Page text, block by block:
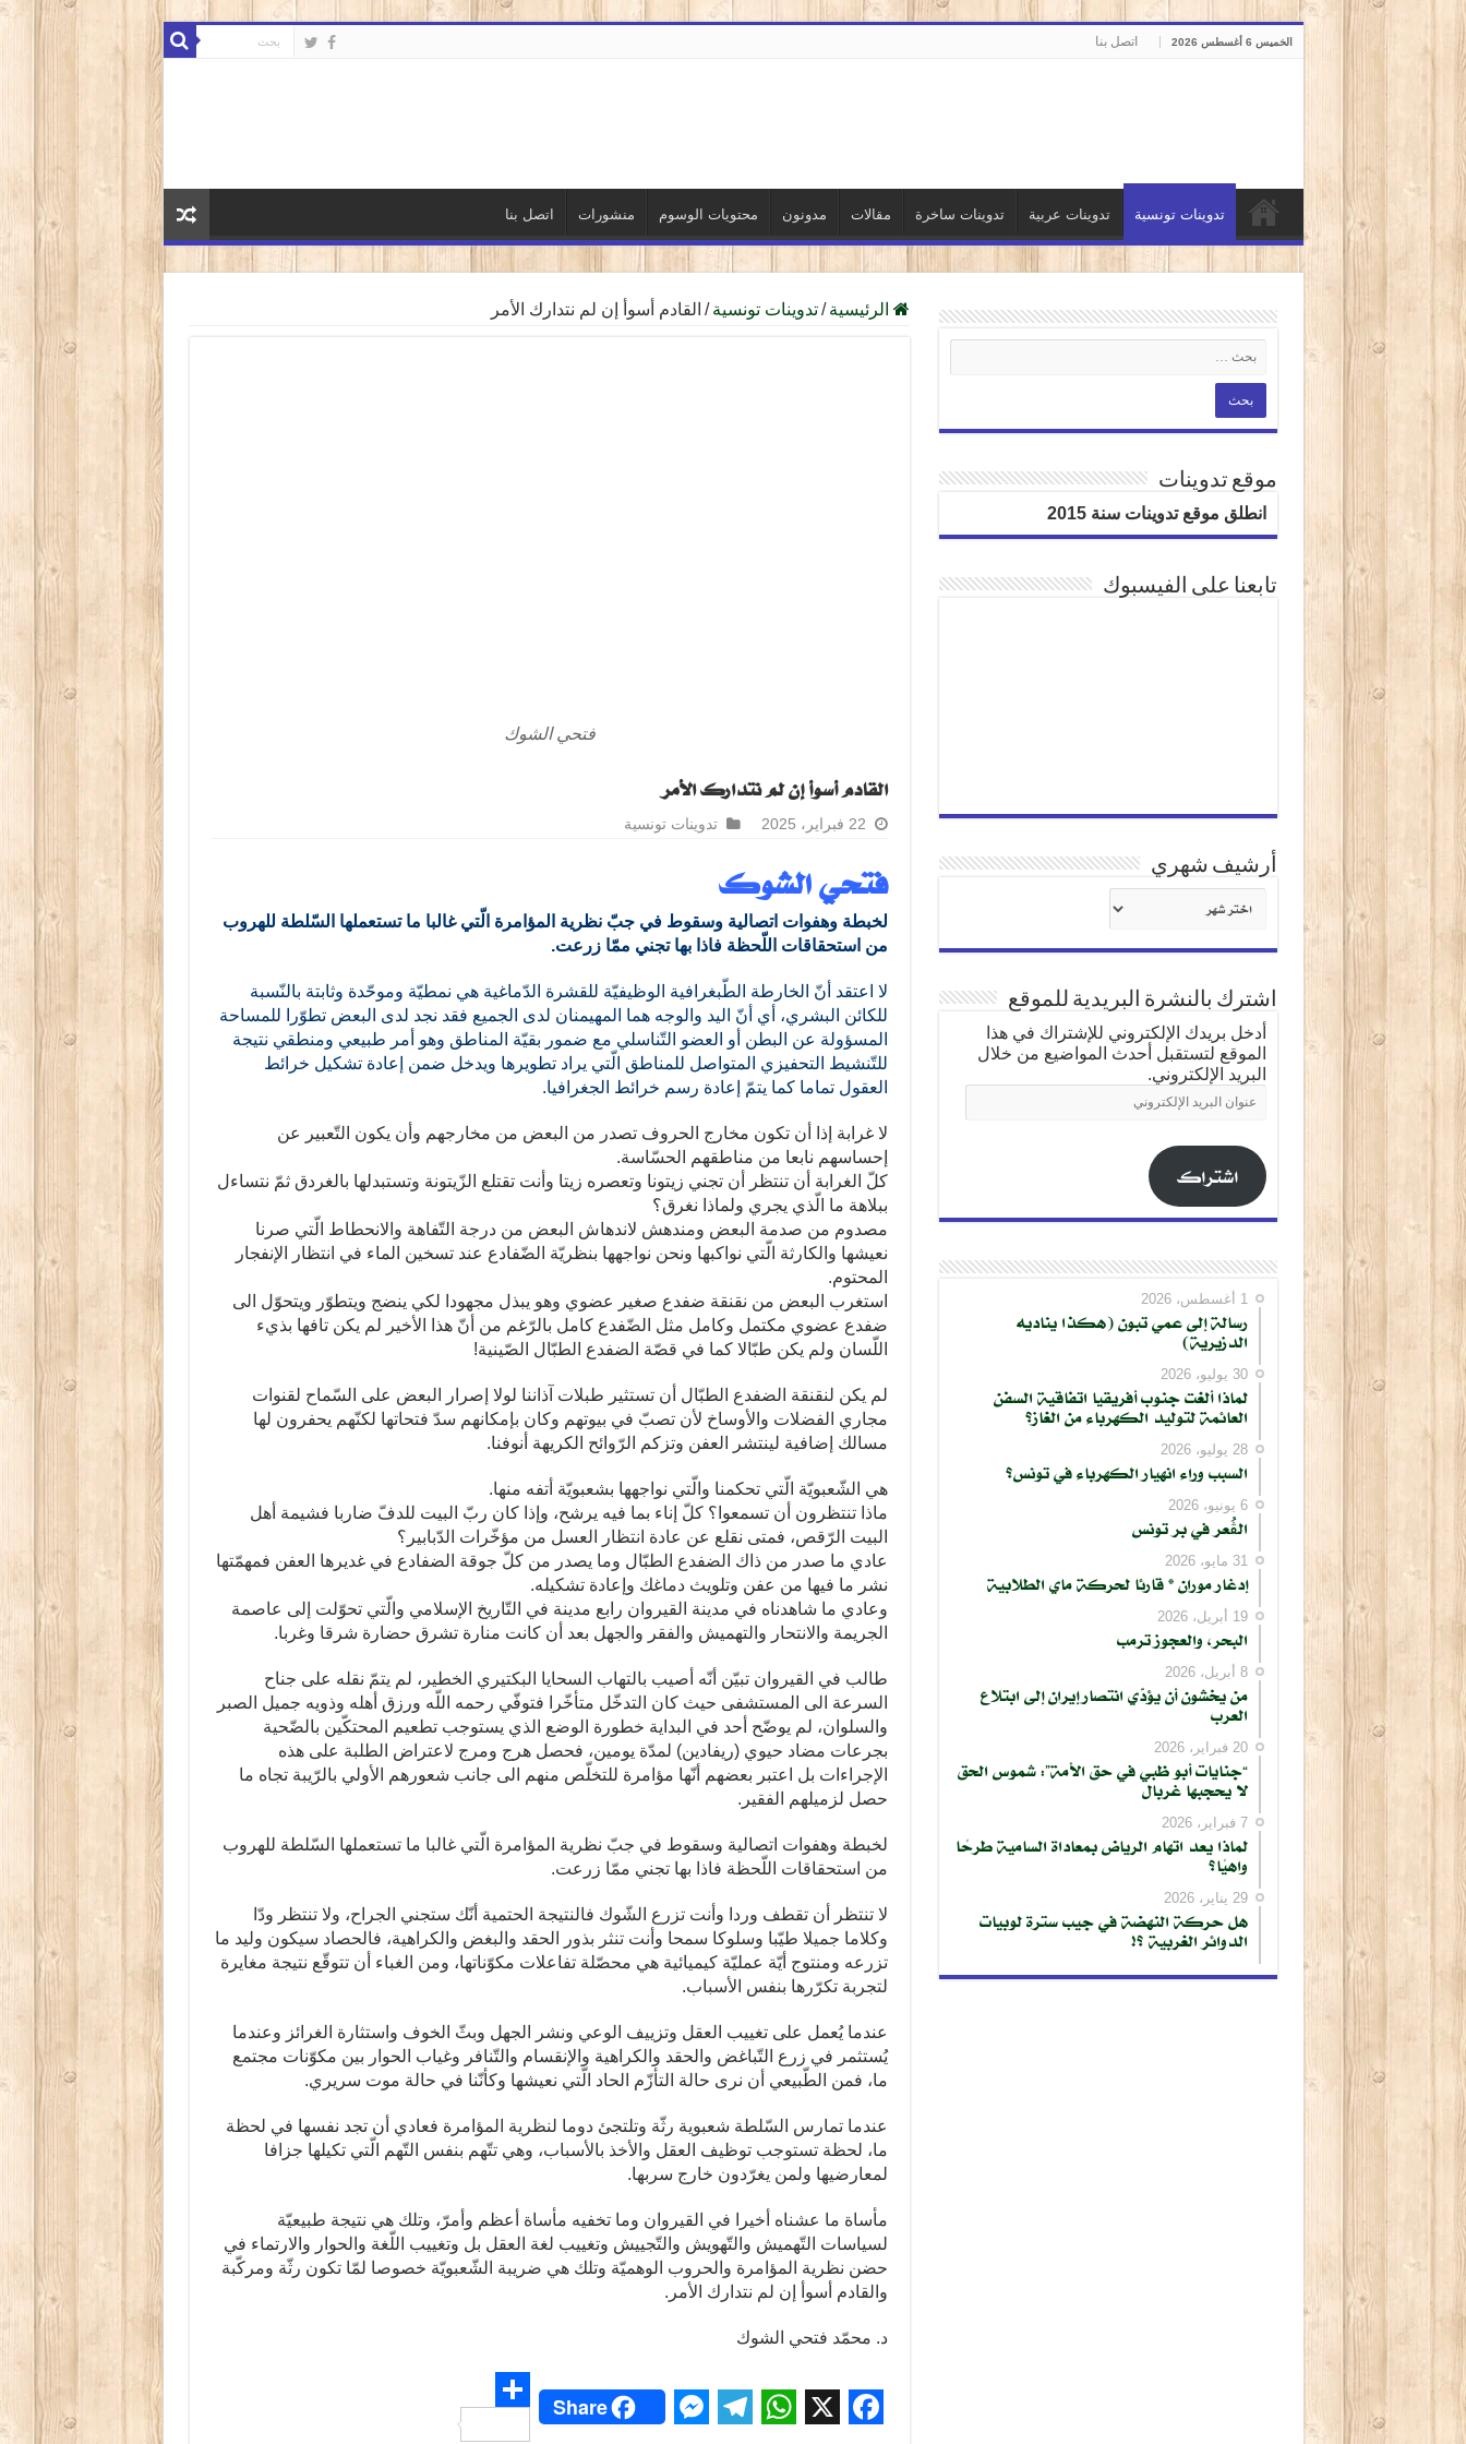
الخميس 6 أغسطس 2026 اتصل بنا
تدوينات تونسية تدوينات عربية تدوينات ساخرة مقالات مدونون محتويات الوسوم منشورات اتصل بنا
الرئيسية / تدوينات تونسية / القادم أسوأ إن لم نتدارك الأمر
فتحي الشوك
القادم أسوأ إن لم نتدارك الأمر
22 فبراير، 2025 تدوينات تونسية
فتحي الشوك
لخبطة وهفوات اتصالية وسقوط في جبّ نظرية المؤامرة الّتي غالبا ما تستعملها السّلطة للهروب
من استحقاقات اللّحظة فاذا بها تجني ممّا زرعت.
لا اعتقد أنّ الخارطة الطّبغرافية الوظيفيّة للقشرة الدّماغية هي نمطيّة وموحّدة وثابتة بالنّسبة
للكائن البشري، أي أنّ اليد والوجه هما المهيمنان لدى الجميع فقد نجد لدى البعض تطوّرا للمساحة
المسؤولة عن البطن أو العضو التّناسلي مع ضمور بقيّة المناطق وهو أمر طبيعي ومنطقي نتيجة
للتّنشيط التحفيزي المتواصل للمناطق الّتي يراد تطويرها ويدخل ضمن إعادة تشكيل خرائط
العقول تماما كما يتمّ إعادة رسم خرائط الجغرافيا.
لا غرابة إذا أن تكون مخارج الحروف تصدر من البعض من مخارجهم وأن يكون التّعبير عن
إحساسهم نابعا من مناطقهم الحسّاسة.
كلّ الغرابة أن تنتظر أن تجني زيتونا وتعصره زيتا وأنت تقتلع الزّيتونة وتستبدلها بالغردق ثمّ نتساءل
ببلاهة ما الّذي يجري ولماذا نغرق؟
مصدوم من صدمة البعض ومندهش لاندهاش البعض من درجة التّفاهة والانحطاط الّتي صرنا
نعيشها والكارثة الّتي نواكبها ونحن نواجهها بنظريّة الضّفادع عند تسخين الماء في انتظار الإنفجار
المحتوم.
استغرب البعض من نقنقة ضفدع صغير عضوي وهو يبذل مجهودا لكي ينضج ويتطوّر ويتحوّل الى
ضفدع عضوي مكتمل وكامل مثل الضّفدع كامل بالرّغم من أنّ هذا الأخير لم يكن تافها بذيء
اللّسان ولم يكن طبّالا كما في قصّة الضفدع الطبّال الصّينية!
لم يكن لنقنقة الضفدع الطبّال أن تستثير طبلات آذاننا لولا إصرار البعض على السّماح لقنوات
مجاري الفضلات والأوساخ لأن تصبّ في بيوتهم وكان بإمكانهم سدّ فتحاتها لكنّهم يحفرون لها
مسالك إضافية لينتشر العفن وتزكم الرّوائح الكريهة أنوفنا.
هي الشّعبويّة الّتي تحكمنا والّتي نواجهها بشعبويّة أتفه منها.
ماذا تنتظرون أن تسمعوا؟ كلّ إناء بما فيه يرشح، وإذا كان ربّ البيت للدفّ ضاربا فشيمة أهل
البيت الرّقص، فمتى نقلع عن عادة انتظار العسل من مؤخّرات الدّبابير؟
عادي ما صدر من ذاك الضفدع الطبّال وما يصدر من كلّ جوقة الضفادع في غديرها العفن فمهمّتها
نشر ما فيها من عفن وتلويث دماغك وإعادة تشكيله.
وعادي ما شاهدناه في مدينة القيروان رابع مدينة في التّاريخ الإسلامي والّتي تحوّلت إلى عاصمة
الجريمة والانتحار والتهميش والفقر والجهل بعد أن كانت منارة تشرق حضارة شرقا وغربا.
طالب في القيروان تبيّن أنّه أصيب بالتهاب السحايا البكتيري الخطير، لم يتمّ نقله على جناح
السرعة الى المستشفى حيث كان التدخّل متأخّرا فتوفّي رحمه اللّه ورزق أهله وذويه جميل الصبر
والسلوان، لم يوضّح أحد في البداية خطورة الوضع الذي يستوجب تطعيم المحتكّين بالضّحية
بجرعات مضاد حيوي (ريفادين) لمدّة يومين، فحصل هرج ومرج لاعتراض الطلبة على هذه
الإجراءات بل اعتبر بعضهم أنّها مؤامرة للتخلّص منهم الى جانب شعورهم الأولي بالرّيبة تجاه ما
حصل لزميلهم الفقير.
لخبطة وهفوات اتصالية وسقوط في جبّ نظرية المؤامرة الّتي غالبا ما تستعملها السّلطة للهروب
من استحقاقات اللّحظة فاذا بها تجني ممّا زرعت.
لا تنتظر أن تقطف وردا وأنت تزرع الشّوك فالنتيجة الحتمية أنّك ستجني الجراح، ولا تنتظر ودّا
وكلاما جميلا طيّبا وسلوكا سمحا وأنت تنثر بذور الحقد والبغض والكراهية، فالحصاد سيكون وليد ما
تزرعه ومنتوج أيّة عمليّة كيميائية هي محصّلة تفاعلات مكوّناتها، ومن الغباء أن تتوقّع نتيجة مغايرة
لتجربة تكرّرها بنفس الأسباب.
عندما يُعمل على تغييب العقل وتزييف الوعي ونشر الجهل وبثّ الخوف واستثارة الغرائز وعندما
يُستثمر في زرع التّباغض والحقد والكراهية والإنقسام والتّنافر وغياب الحوار بين مكوّنات مجتمع
ما، فمن الطّبيعي أن نرى حالة التأزّم الحاد الّتي نعيشها وكأنّنا في حالة موت سريري.
عندما تمارس السّلطة شعبوية رثّة وتلتجئ دوما لنظرية المؤامرة فعادي أن تجد نفسها في لحظة
ما، لحظة تستوجب توظيف العقل والأخذ بالأسباب، وهي تتّهم بنفس التّهم الّتي تكيلها جزافا
لمعارضيها ولمن يغرّدون خارج سربها.
مأساة ما عشناه أخيرا في القيروان وما تخفيه مأساة أعظم وأمرّ، وتلك هي نتيجة طبيعيّة
لسياسات التّهميش والتّهويش والتّجييش وتغييب لغة العقل بل وتغييب اللّغة والحوار والارتماء في
حضن نظرية المؤامرة والحروب الوهميّة وتلك هي ضريبة الشّعبويّة خصوصا لمّا تكون رثّة ومركّبة
والقادم أسوأ إن لم نتدارك الأمر.
د. محمّد فتحي الشوك
Share
موقع تدوينات
انطلق موقع تدوينات سنة 2015
تابعنا على الفيسبوك
أرشيف شهري
شهري
اشترك بالنشرة البريدية للموقع
أدخل بريدك الإلكتروني للإشتراك في هذا
الموقع لتستقبل أحدث المواضيع من خلال
البريد الإلكتروني.
عنوان
البريد
اشتراك
1 أغسطس، 2026
رسالة إلى عمي تبون (هكذا يناديه
الدزيرية)
30 يوليو، 2026
لماذا ألغت جنوب أفريقيا اتفاقية السفن
العائمة لتوليد الكهرباء من الغاز؟
28 يوليو، 2026
السبب وراء انهيار الكهرباء في تونس؟
6 يونيو، 2026
الڨُعر في بر تونس
31 مايو، 2026
إدغار موران * قارئا لحركة ماي الطلابية
19 أبريل، 2026
البحر، والعجوز ترمب
8 أبريل، 2026
من يخشون أن يؤدّي انتصار إيران إلى ابتلاع
العرب
20 فبراير، 2026
“جنايات أبو ظبي في حق الأمة”: شموس الحق
لا يحجبها غربال
7 فبراير، 2026
لماذا يعد اتهام الرياض بمعاداة السامية طرحًا
واهيًا؟
29 يناير، 2026
هل حركة النهضة في جيب سترة لوبيات
الدوائر الغربية ؟!